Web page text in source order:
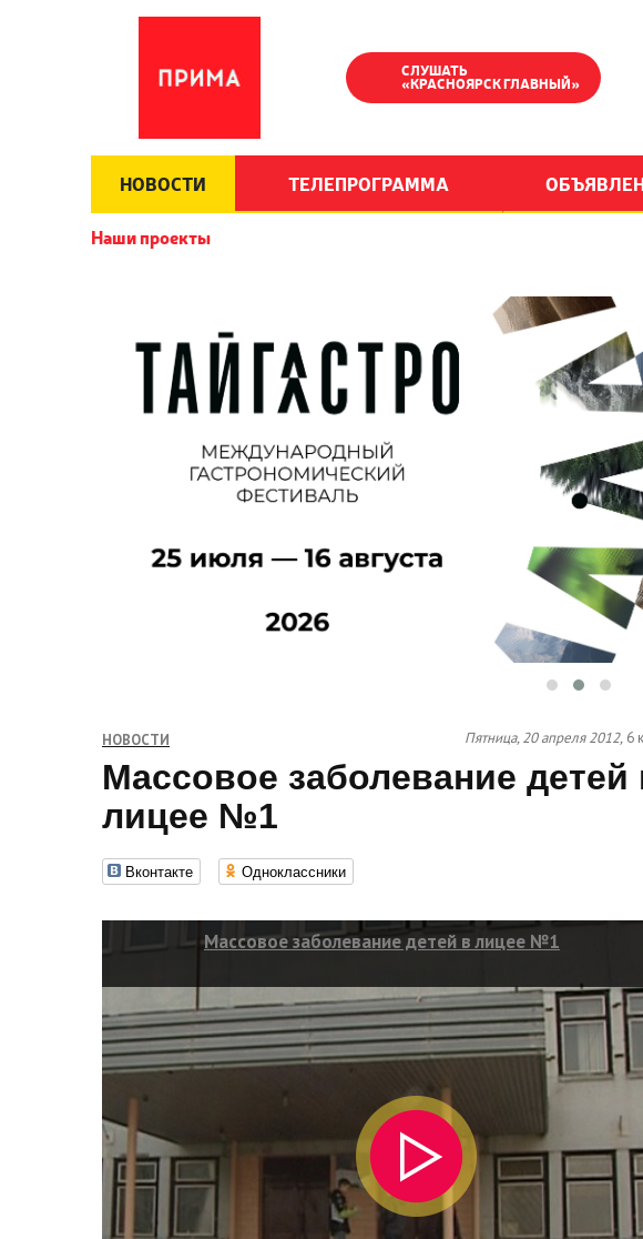
СЛУШАТЬ
«КРАСНОЯРСК ГЛАВНЫЙ»
НОВОСТИ ТЕЛЕПРОГРАММА
Наши проекты
НОВОСТИ Пятница, 20 апреля 2012, 6
Массовое заболевание детей
лицее №1
Вконтакте Одноклассники
Массовое заболевание детей в лицее №1